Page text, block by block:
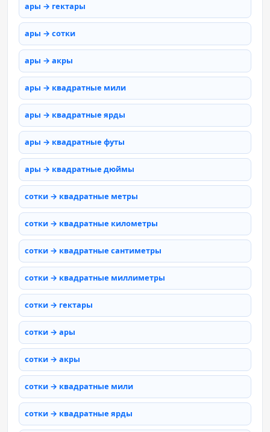
ары → гектары
ары → сотки
ары → акры
ары → квадратные мили
ары → квадратные ярды
ары → квадратные футы
ары → квадратные дюймы
сотки → квадратные метры
сотки → квадратные километры
сотки → квадратные сантиметры
сотки → квадратные миллиметры
сотки → гектары
сотки → ары
сотки → акры
сотки → квадратные мили
сотки → квадратные ярды